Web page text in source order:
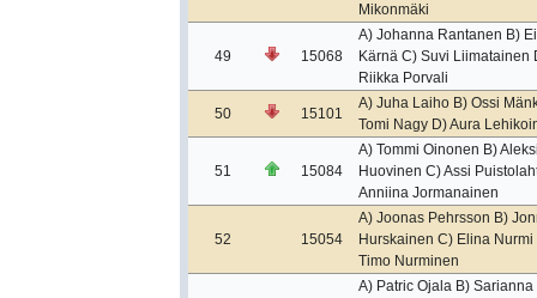
Mikonmäki
49 15068
A) Johanna Rantanen B)
Kärnä C) Suvi Liimatainen
Riikka Porvali
50 15101
A) Juha Laiho B) Ossi
Tomi Nagy D) Aura
51 15084
A) Tommi Oinonen B)
Huovinen C) Assi
Anniina Jormanainen
52 15054
A) Joonas Pehrsson B)
Hurskainen C) Elina Nurmi
Timo Nurminen
A) Patric Ojala B) Sarianna